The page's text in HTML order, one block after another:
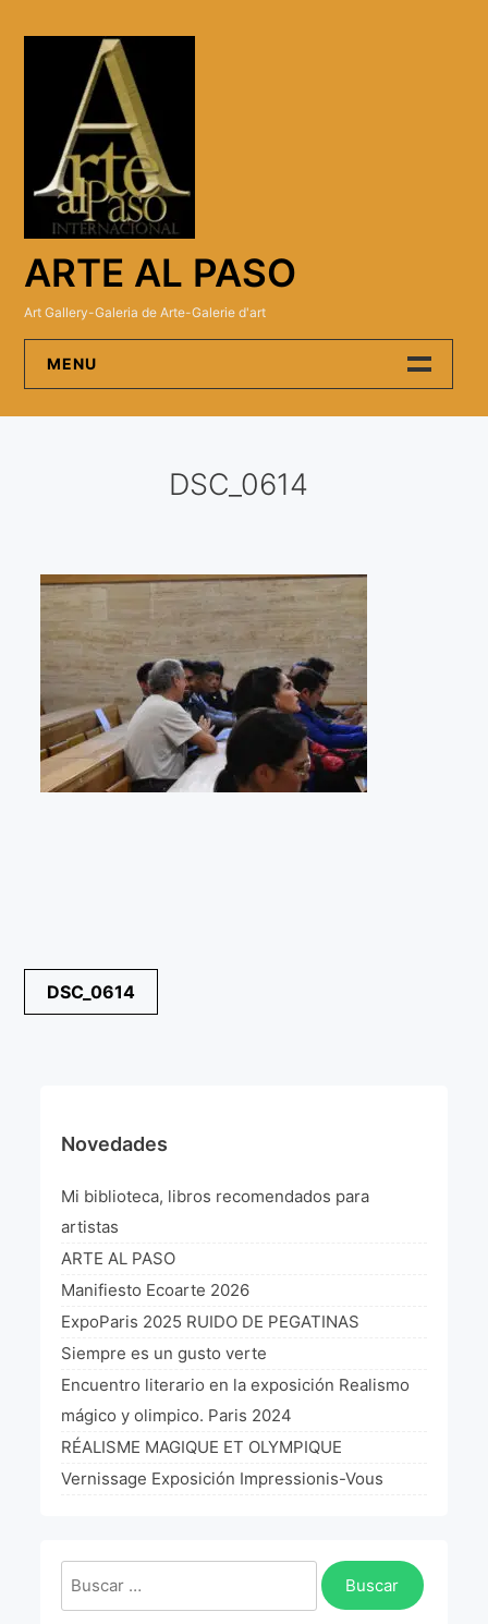
ARTE AL PASO
Art Gallery-Galeria de Arte-Galerie d'art
MENU
Visitas a los ateliers o talleres de artistas
Presse
Qué dicen de nosotros?
Aviso legal
Política de cookies
«Impressionnis-vous» Paris 2023
¡VIVE Molière! Un hommage latino-américain à
La Formule de l’art París 2020
L’art Latino-américain à Paris 2019
Reflecting Source. NY 2019
«Sincronías con sentido» Bogotá Colombia 2019
«Huellas trashumantes» New York 2018
Commissaire D’exposition
La Fórmula Científica Del Arte
DSC_0614
Navegación
de
DSC_0614
Novedades
Mi biblioteca, libros recomendados para
artistas
ARTE AL PASO
Manifiesto Ecoarte 2026
ExpoParis 2025 RUIDO DE PEGATINAS
Siempre es un gusto verte
Encuentro literario en la exposición Realismo
mágico y olimpico. Paris 2024
RÉALISME MAGIQUE ET OLYMPIQUE
Vernissage Exposición Impressionis-Vous
Buscar: